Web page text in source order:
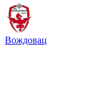
Вождовац